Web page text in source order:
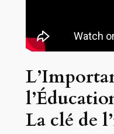
La clé de